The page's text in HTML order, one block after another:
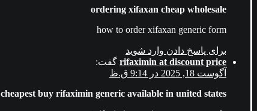
ordering xifaxan cheap wholesale
how to order xifaxan generic form
برای پاسخ دادن وارد شوید
rifaximin at discount price گفت:
آگوست 18, 2025 در 9:14 ق.ظ
cheapest buy rifaximin generic available in united states